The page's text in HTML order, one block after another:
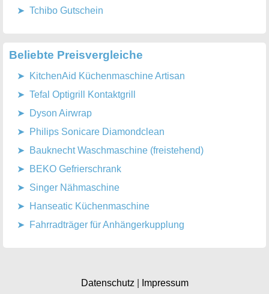
Tchibo Gutschein
Beliebte Preisvergleiche
KitchenAid Küchenmaschine Artisan
Tefal Optigrill Kontaktgrill
Dyson Airwrap
Philips Sonicare Diamondclean
Bauknecht Waschmaschine (freistehend)
BEKO Gefrierschrank
Singer Nähmaschine
Hanseatic Küchenmaschine
Fahrradträger für Anhängerkupplung
Datenschutz| Impressum